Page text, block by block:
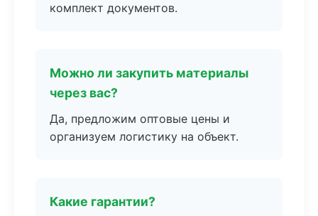
комплект документов.
Можно ли закупить материалы
через вас?
Да, предложим оптовые цены и
организуем логистику на объект.
Какие гарантии?